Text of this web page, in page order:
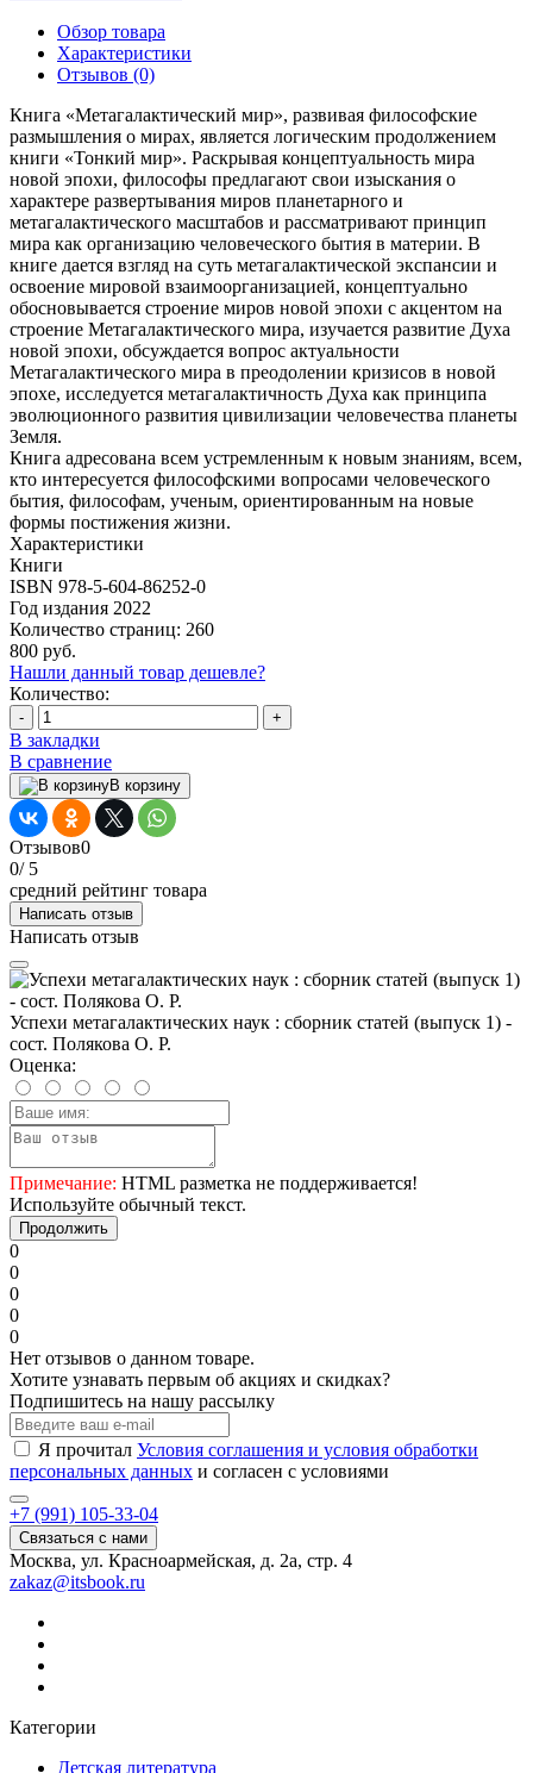
Обзор товара
Характеристики
Отзывов (0)
Книга «Метагалактический мир», развивая философские
размышления о мирах, является логическим продолжением
книги «Тонкий мир». Раскрывая концептуальность мира
новой эпохи, философы предлагают свои изыскания о
характере развертывания миров планетарного и
метагалактического масштабов и рассматривают принцип
мира как организацию человеческого бытия в материи. В
книге дается взгляд на суть метагалактической экспансии и
освоение мировой взаимоорганизацией, концептуально
обосновывается строение миров новой эпохи с акцентом на
строение Метагалактического мира, изучается развитие Духа
новой эпохи, обсуждается вопрос актуальности
Метагалактического мира в преодолении кризисов в новой
эпохе, исследуется метагалактичность Духа как принципа
эволюционного развития цивилизации человечества планеты
Земля.
Книга адресована всем устремленным к новым знаниям, всем,
кто интересуется философскими вопросами человеческого
бытия, философам, ученым, ориентированным на новые
формы постижения жизни.
Характеристики
Книги
ISBN 978-5-604-86252-0
Год издания 2022
Количество страниц: 260
800 руб.
Нашли данный товар дешевле?
Количество:
- +
В закладки
В сравнение
В корзину
Отзывов0
0/ 5
средний рейтинг товара
Написать отзыв
Написать отзыв
Успехи метагалактических наук : сборник статей (выпуск 1) -
сост. Полякова О. Р.
Оценка:
Примечание: HTML разметка не поддерживается!
Используйте обычный текст.
Продолжить
0
0
0
0
0
Нет отзывов о данном товаре.
Хотите узнавать первым об акциях и скидках?
Подпишитесь на нашу рассылку
Я прочитал Условия соглашения и условия обработки
персональных данных и согласен с условиями
+7 (991) 105-33-04
Связаться с нами
Москва, ул. Красноармейская, д. 2а, стр. 4
zakaz@itsbook.ru
Категории
Детская литература